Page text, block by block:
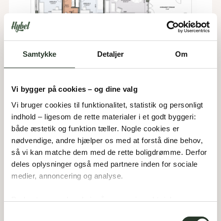
Samtykke Detaljer Om
Vi bygger på cookies – og dine valg
Vi bruger cookies til funktionalitet, statistik og personligt
indhold – ligesom de rette materialer i et godt byggeri:
både æstetik og funktion tæller. Nogle cookies er
nødvendige, andre hjælper os med at forstå dine behov,
så vi kan matche dem med de rette boligdrømme. Derfor
deles oplysninger også med partnere inden for sociale
medier, annoncering og analyse.
Du bestemmer, hvad vi må gemme i værktøjskassen –
D 311
Areal:311 m²
Garage: 60m²
Overdækket: